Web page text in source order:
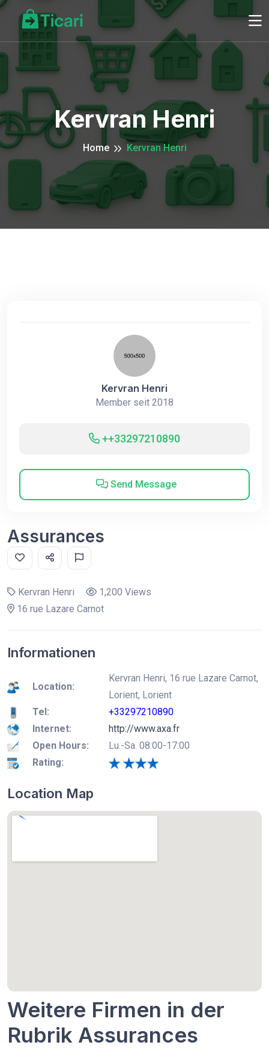
Kervran Henri
Home Kervran Henri
Kervran Henri
Member seit 2018
++33297210890
Send Message
Assurances
Kervran Henri
1,200 Views
16 rue Lazare Carnot
Informationen
Location:
Kervran Henri, 16 rue Lazare Carnot,
Lorient, Lorient
Tel:
+33297210890
Internet:
http://www.axa.fr
Open Hours:
Lu.-Sa. 08:00-17:00
Rating:
Location Map
Weitere Firmen in der
Rubrik Assurances